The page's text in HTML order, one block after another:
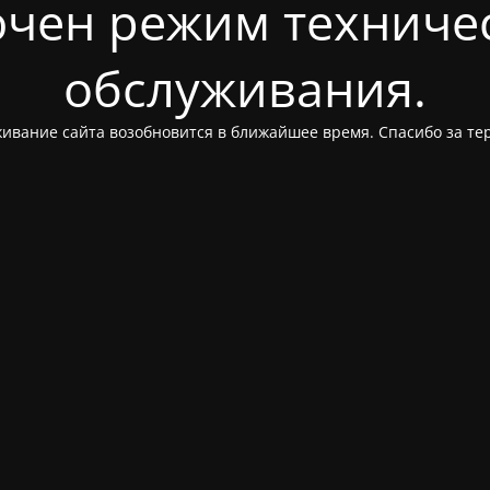
режим
обслуживания.
сайта возобновится в ближайшее время. Спасибо за